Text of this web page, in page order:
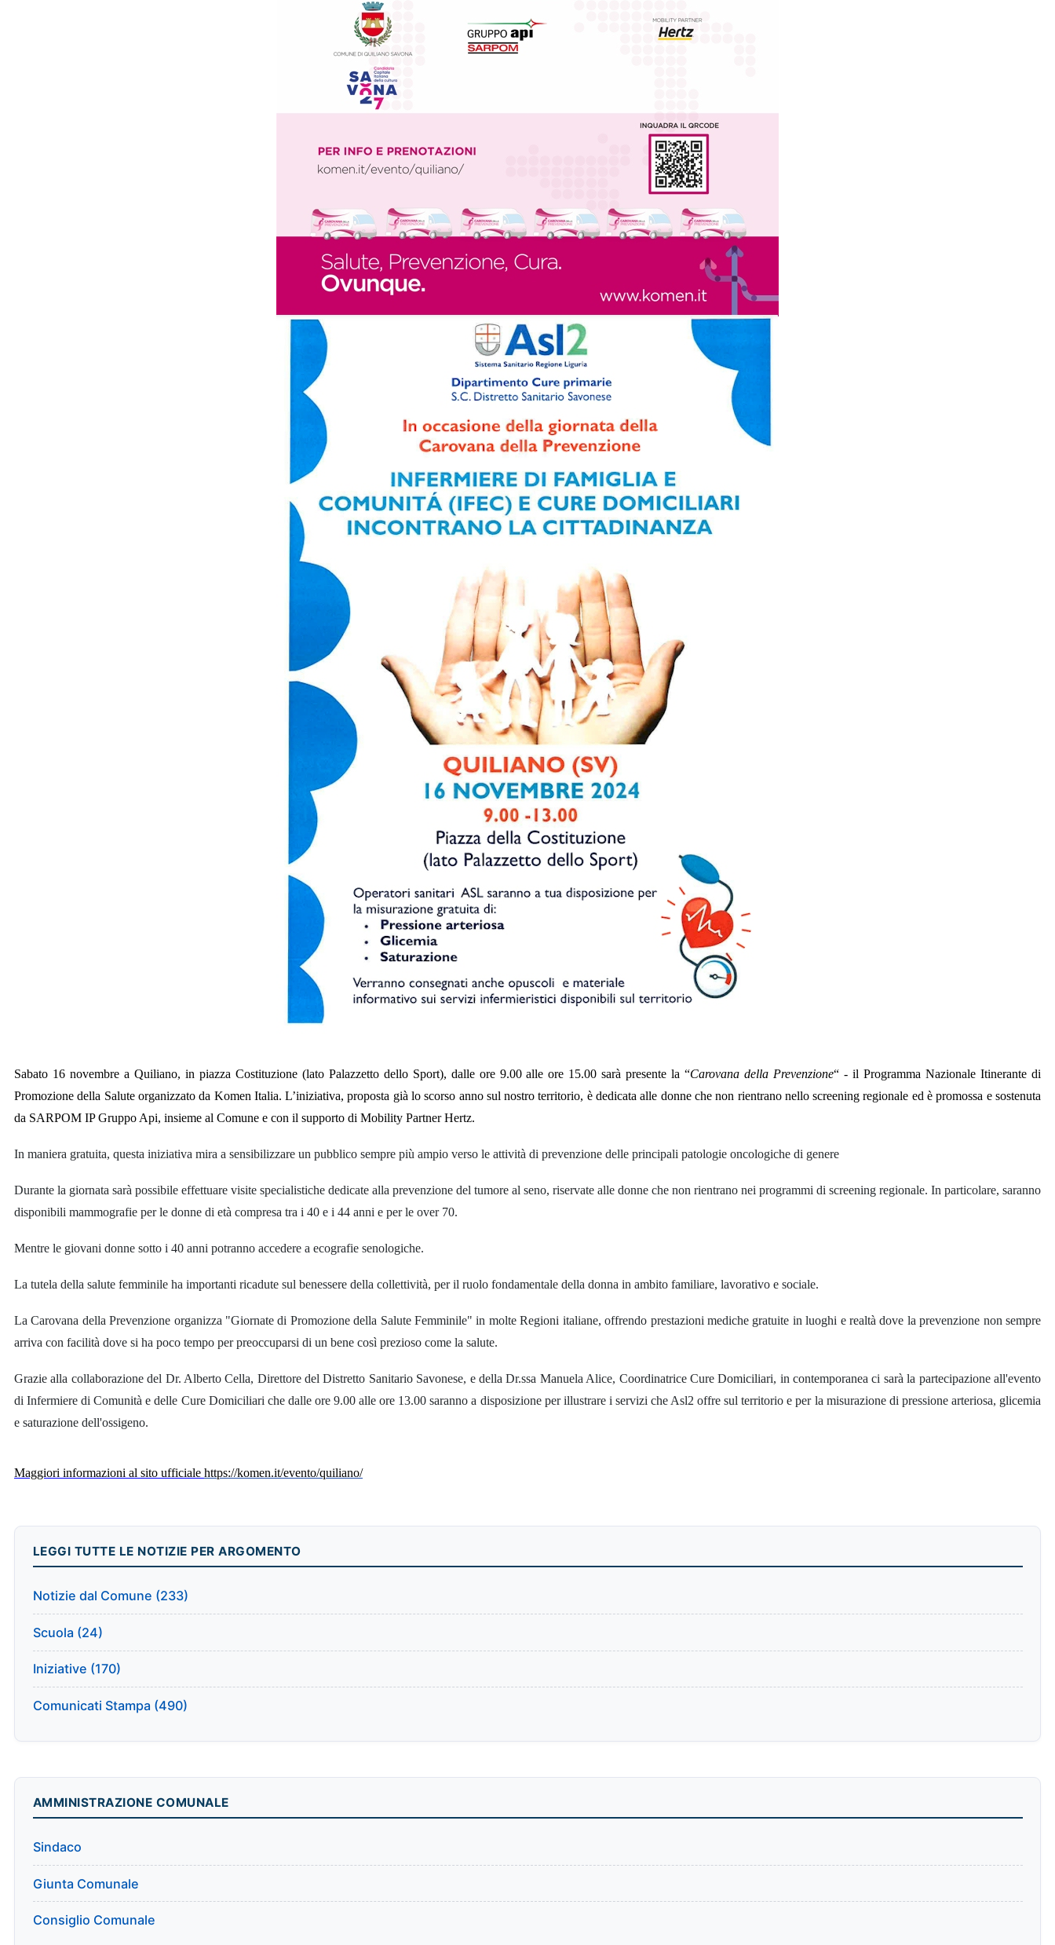
Sabato 16 novembre a Quiliano, in piazza Costituzione (lato Palazzetto dello Sport), dalle ore 9.00 alle ore 15.00 sarà presente la “Carovana della Prevenzione“ - il Programma Nazionale Itinerante di
Promozione della Salute organizzato da Komen Italia. L’iniziativa, proposta già lo scorso anno sul nostro territorio, è dedicata alle donne che non rientrano nello screening regionale ed è promossa e sostenuta
da SARPOM IP Gruppo Api, insieme al Comune e con il supporto di Mobility Partner Hertz.
In maniera gratuita, questa iniziativa mira a sensibilizzare un pubblico sempre più ampio verso le attività di prevenzione delle principali patologie oncologiche di genere
Durante la giornata sarà possibile effettuare visite specialistiche dedicate alla prevenzione del tumore al seno, riservate alle donne che non rientrano nei programmi di screening regionale. In particolare, saranno
disponibili mammografie per le donne di età compresa tra i 40 e i 44 anni e per le over 70.
Mentre le giovani donne sotto i 40 anni potranno accedere a ecografie senologiche.
La tutela della salute femminile ha importanti ricadute sul benessere della collettività, per il ruolo fondamentale della donna in ambito familiare, lavorativo e sociale.
La Carovana della Prevenzione organizza "Giornate di Promozione della Salute Femminile" in molte Regioni italiane, offrendo prestazioni mediche gratuite in luoghi e realtà dove la prevenzione non sempre
arriva con facilità dove si ha poco tempo per preoccuparsi di un bene così prezioso come la salute.
Grazie alla collaborazione del Dr. Alberto Cella, Direttore del Distretto Sanitario Savonese, e della Dr.ssa Manuela Alice, Coordinatrice Cure Domiciliari, in contemporanea ci sarà la partecipazione all'evento
di Infermiere di Comunità e delle Cure Domiciliari che dalle ore 9.00 alle ore 13.00 saranno a disposizione per illustrare i servizi che Asl2 offre sul territorio e per la misurazione di pressione arteriosa, glicemia
e saturazione dell'ossigeno.
Maggiori informazioni al sito ufficiale https://komen.it/evento/quiliano/
LEGGI TUTTE LE NOTIZIE PER ARGOMENTO
Notizie dal Comune (233)
Scuola (24)
Iniziative (170)
Comunicati Stampa (490)
AMMINISTRAZIONE COMUNALE
Sindaco
Giunta Comunale
Consiglio Comunale